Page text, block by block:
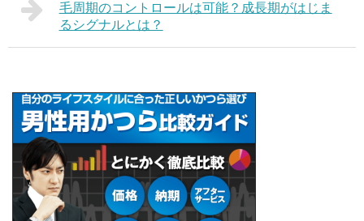
毛周期のコントロールは可能？成長期がはじま
るシグナルとは？